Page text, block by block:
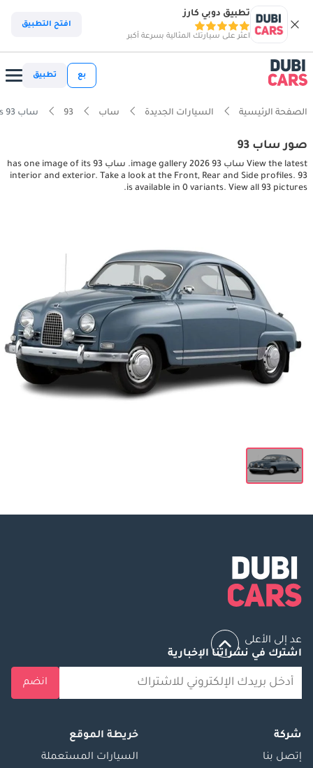
تطبيق دوبي كارز
اعثر على سيارتك المثالية بسرعة أكبر
افتح التطبيق
بع تطبيق
الصفحة الرئيسية السيارات الجديدة ساب 93 ساب 93 interior, exterior pictures
صور ساب 93
View the latest ساب 93 2026 image gallery. ساب 93 has one image of its
interior and exterior. Take a look at the Front, Rear and Side profiles. 93
is available in 0 variants. View all 93 pictures.
عد إلى الأعلى
اشترك في نشراتنا الإخبارية
انضم
شركة
إتصل بنا
خريطة الموقع
السيارات المستعملة